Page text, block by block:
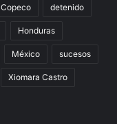
Copeco detenido
Honduras
México sucesos
Xiomara Castro